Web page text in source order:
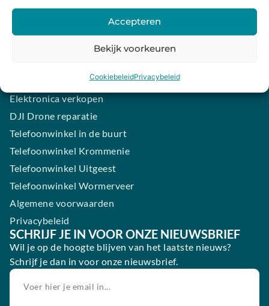
Accepteren
Bekijk voorkeuren
CookiebeleidPrivacybeleid
Contact
Samsung smartphone laten maken
Elektronica verkopen
DJI Drone reparatie
Telefoonwinkel in de buurt
Telefoonwinkel Krommenie
Telefoonwinkel Uitgeest
Telefoonwinkel Wormerveer
Algemene voorwaarden
Privacybeleid
SCHRIJF JE IN VOOR ONZE NIEUWSBRIEF
Wil je op de hoogte blijven van het laatste nieuws?
Schrijf je dan in voor onze nieuwsbrief.